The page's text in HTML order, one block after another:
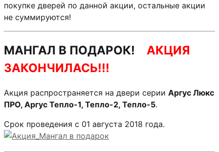
покупке дверей по данной акции, остальные акции
не суммируются!
МАНГАЛ В ПОДАРОК!
АКЦИЯ
ЗАКОНЧИЛАСЬ!!!
Акция распространяется на двери серии Аргус Люкс
ПРО, Аргус Тепло-1, Тепло-2, Тепло-5.
Срок проведения с 01 августа 2018 года.